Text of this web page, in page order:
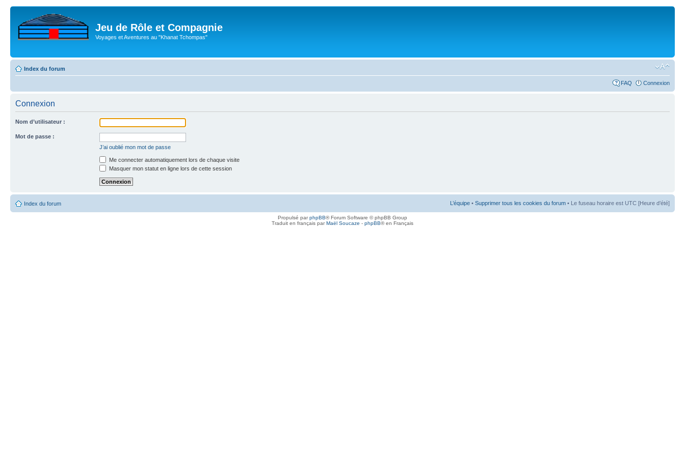
Jeu de Rôle et Compagnie
Voyages et Aventures au "Khanat Tchompas"
Index du forum
FAQ Connexion
Connexion
Nom d’utilisateur :
Mot de passe :
J’ai oublié mon mot de passe
Me connecter automatiquement lors de chaque visite
Masquer mon statut en ligne lors de cette session
Index du forum L’équipe • Supprimer tous les cookies du forum • Le fuseau horaire est UTC [Heure d’été]
Propulsé parphpBB® Forum Software © phpBB Group
Traduit en français parMaël Soucaze - phpBB® en Français